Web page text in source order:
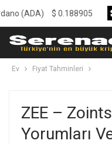
Ev Fiyat Tahminleri
ZEE –
Yorumları
$0.188905